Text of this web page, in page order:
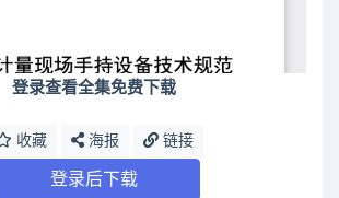
登录查看全集免费下载
收藏 海报 链接
登录后下载